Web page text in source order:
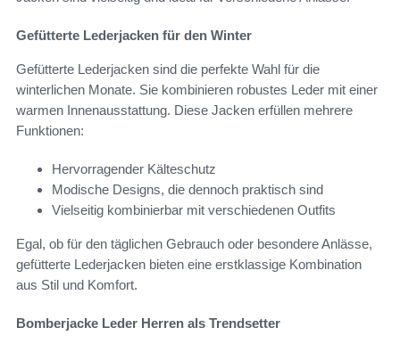
Gefütterte Lederjacken für den Winter
Gefütterte Lederjacken sind die perfekte Wahl für die
winterlichen Monate. Sie kombinieren robustes Leder mit einer
warmen Innenausstattung. Diese Jacken erfüllen mehrere
Funktionen:
Hervorragender Kälteschutz
Modische Designs, die dennoch praktisch sind
Vielseitig kombinierbar mit verschiedenen Outfits
Egal, ob für den täglichen Gebrauch oder besondere Anlässe,
gefütterte Lederjacken bieten eine erstklassige Kombination
aus Stil und Komfort.
Bomberjacke Leder Herren als Trendsetter